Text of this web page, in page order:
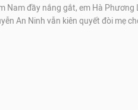
Nam đầy nắng gắt, em Hà Phương
An Ninh vẫn kiên quyết đòi mẹ